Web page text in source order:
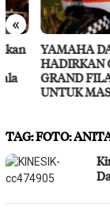
«
YAMAHA DAN
HADIRKAN
GRAND FILANO
UNTUK
TAG:FOTO: